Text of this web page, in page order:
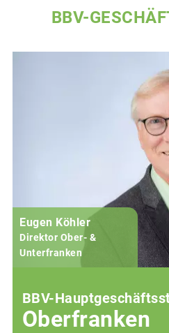
BBV-
Eugen Köhler
Direktor Ober- &
Unterfranken
BBV-
Oberfranken